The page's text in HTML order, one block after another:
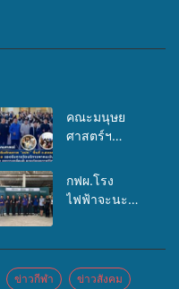
คณะมนุษย
ศาสตร์ฯ
จัดอบรมเสริม
ศักยภาพ
กองทุน
สุขภาพตำบล
กฟผ.โรง
ไฟฟ้าจะนะ
พยาบาลศิคริ
ข่าวกีฬา ข่าวสังคม